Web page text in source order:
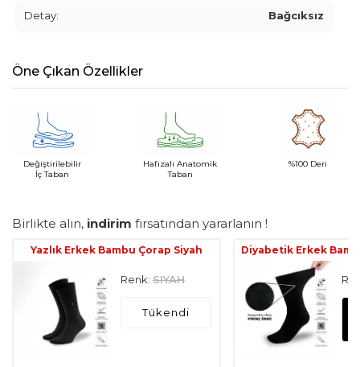
Detay: Bağcıksız
Öne Çıkan Özellikler
Değiştirilebilir
İç Taban
Hafızalı Anatomik
Taban
%100 Deri
Birlikte alın, indirim fırsatından yararlanın !
Yazlık Erkek Bambu Çorap Siyah
Renk: SIYAH
Tükendi
Diyabetik Erkek